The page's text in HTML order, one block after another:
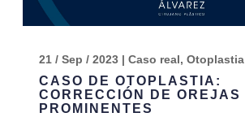
CASO DE OTOPLASTIA:
CORRECCIÓN DE OREJAS
PROMINENTES
21 / Sep / 2023| Caso real, Otoplastia